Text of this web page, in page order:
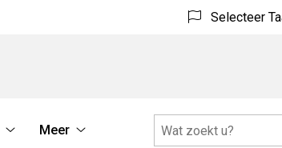
Selecteer
Meer